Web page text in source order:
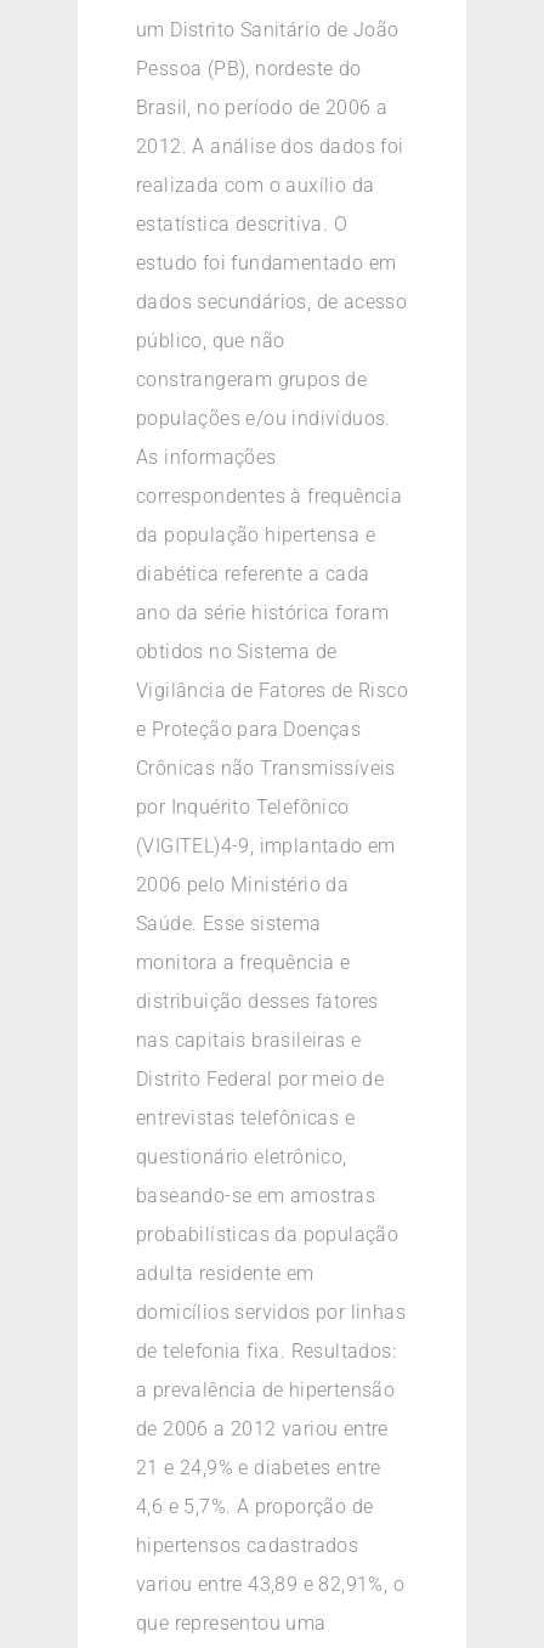
um Distrito Sanitário de João
Pessoa (PB), nordeste do
Brasil, no período de 2006 a
2012. A análise dos dados foi
realizada com o auxílio da
estatística descritiva. O
estudo foi fundamentado em
dados secundários, de acesso
público, que não
constrangeram grupos de
populações e/ou indivíduos.
As informações
correspondentes à frequência
da população hipertensa e
diabética referente a cada
ano da série histórica foram
obtidos no Sistema de
Vigilância de Fatores de Risco
e Proteção para Doenças
Crônicas não Transmissíveis
por Inquérito Telefônico
(VIGITEL)4-9, implantado em
2006 pelo Ministério da
Saúde. Esse sistema
monitora a frequência e
distribuição desses fatores
nas capitais brasileiras e
Distrito Federal por meio de
entrevistas telefônicas e
questionário eletrônico,
baseando-se em amostras
probabilísticas da população
adulta residente em
domicílios servidos por linhas
de telefonia fixa. Resultados:
a prevalência de hipertensão
de 2006 a 2012 variou entre
21 e 24,9% e diabetes entre
4,6 e 5,7%. A proporção de
hipertensos cadastrados
variou entre 43,89 e 82,91%, o
que representou uma